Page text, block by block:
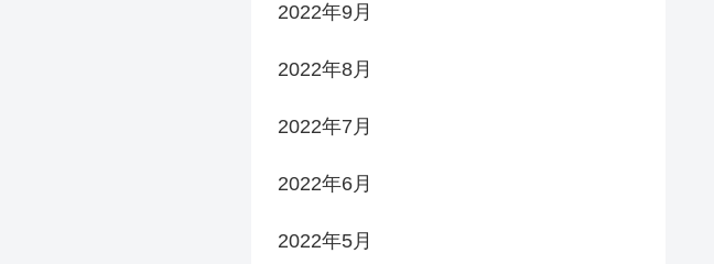
2022年9月
2022年8月
2022年7月
2022年6月
2022年5月